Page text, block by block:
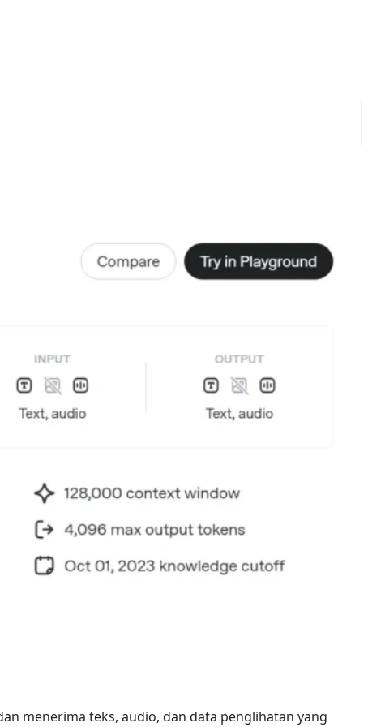
menerima teks, audio, dan data penglihatan yang